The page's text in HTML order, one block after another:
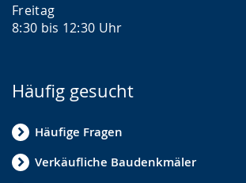
Freitag
8:30 bis 12:30 Uhr
Häufig gesucht
Häufige Fragen
Verkäufliche Baudenkmäler